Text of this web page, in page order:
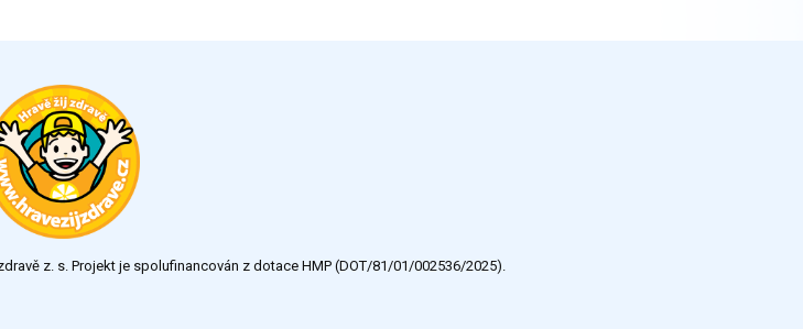
z. s. Projekt je spolufinancován z dotace HMP (DOT/81/01/002536/2025).